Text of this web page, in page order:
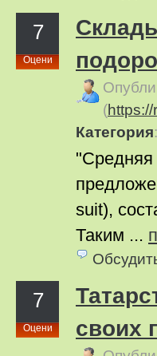
7
Оцени
(
Категория:
"Средняя
suit),
Таким ...
7
Оцени
своих